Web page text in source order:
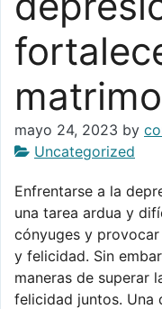
mayo 24, 2023 by
Uncategorized
Enfrentarse a la
una tarea ardua y
cónyuges y
y felicidad. Sin
maneras de superar
felicidad juntos. Una